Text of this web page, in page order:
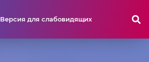
Версия для слабовидящих